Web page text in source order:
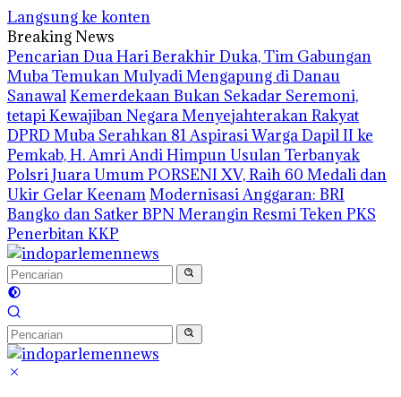
Langsung ke konten
Breaking News
Pencarian Dua Hari Berakhir Duka, Tim Gabungan
Muba Temukan Mulyadi Mengapung di Danau
SanawalKemerdekaan Bukan Sekadar Seremoni,
tetapi Kewajiban Negara Menyejahterakan Rakyat
DPRD Muba Serahkan 81 Aspirasi Warga Dapil II ke
Pemkab, H. Amri Andi Himpun Usulan Terbanyak
Polsri Juara Umum PORSENI XV, Raih 60 Medali dan
Ukir Gelar KeenamModernisasi Anggaran: BRI
Bangko dan Satker BPN Merangin Resmi Teken PKS
Penerbitan KKP